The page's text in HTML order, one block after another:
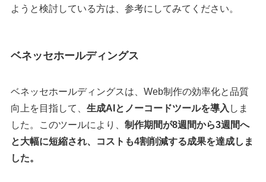
ようと検討している方は、参考にしてみてください。
ベネッセホールディングス
ベネッセホールディングスは、Web制作の効率化と品質
向上を目指して、 生成AIとノーコードツールを導入 しま
した。このツールにより、 制作期間が8週間から3週間へ
と大幅に短縮され、コストも4割削減する成果を達成しま
した。